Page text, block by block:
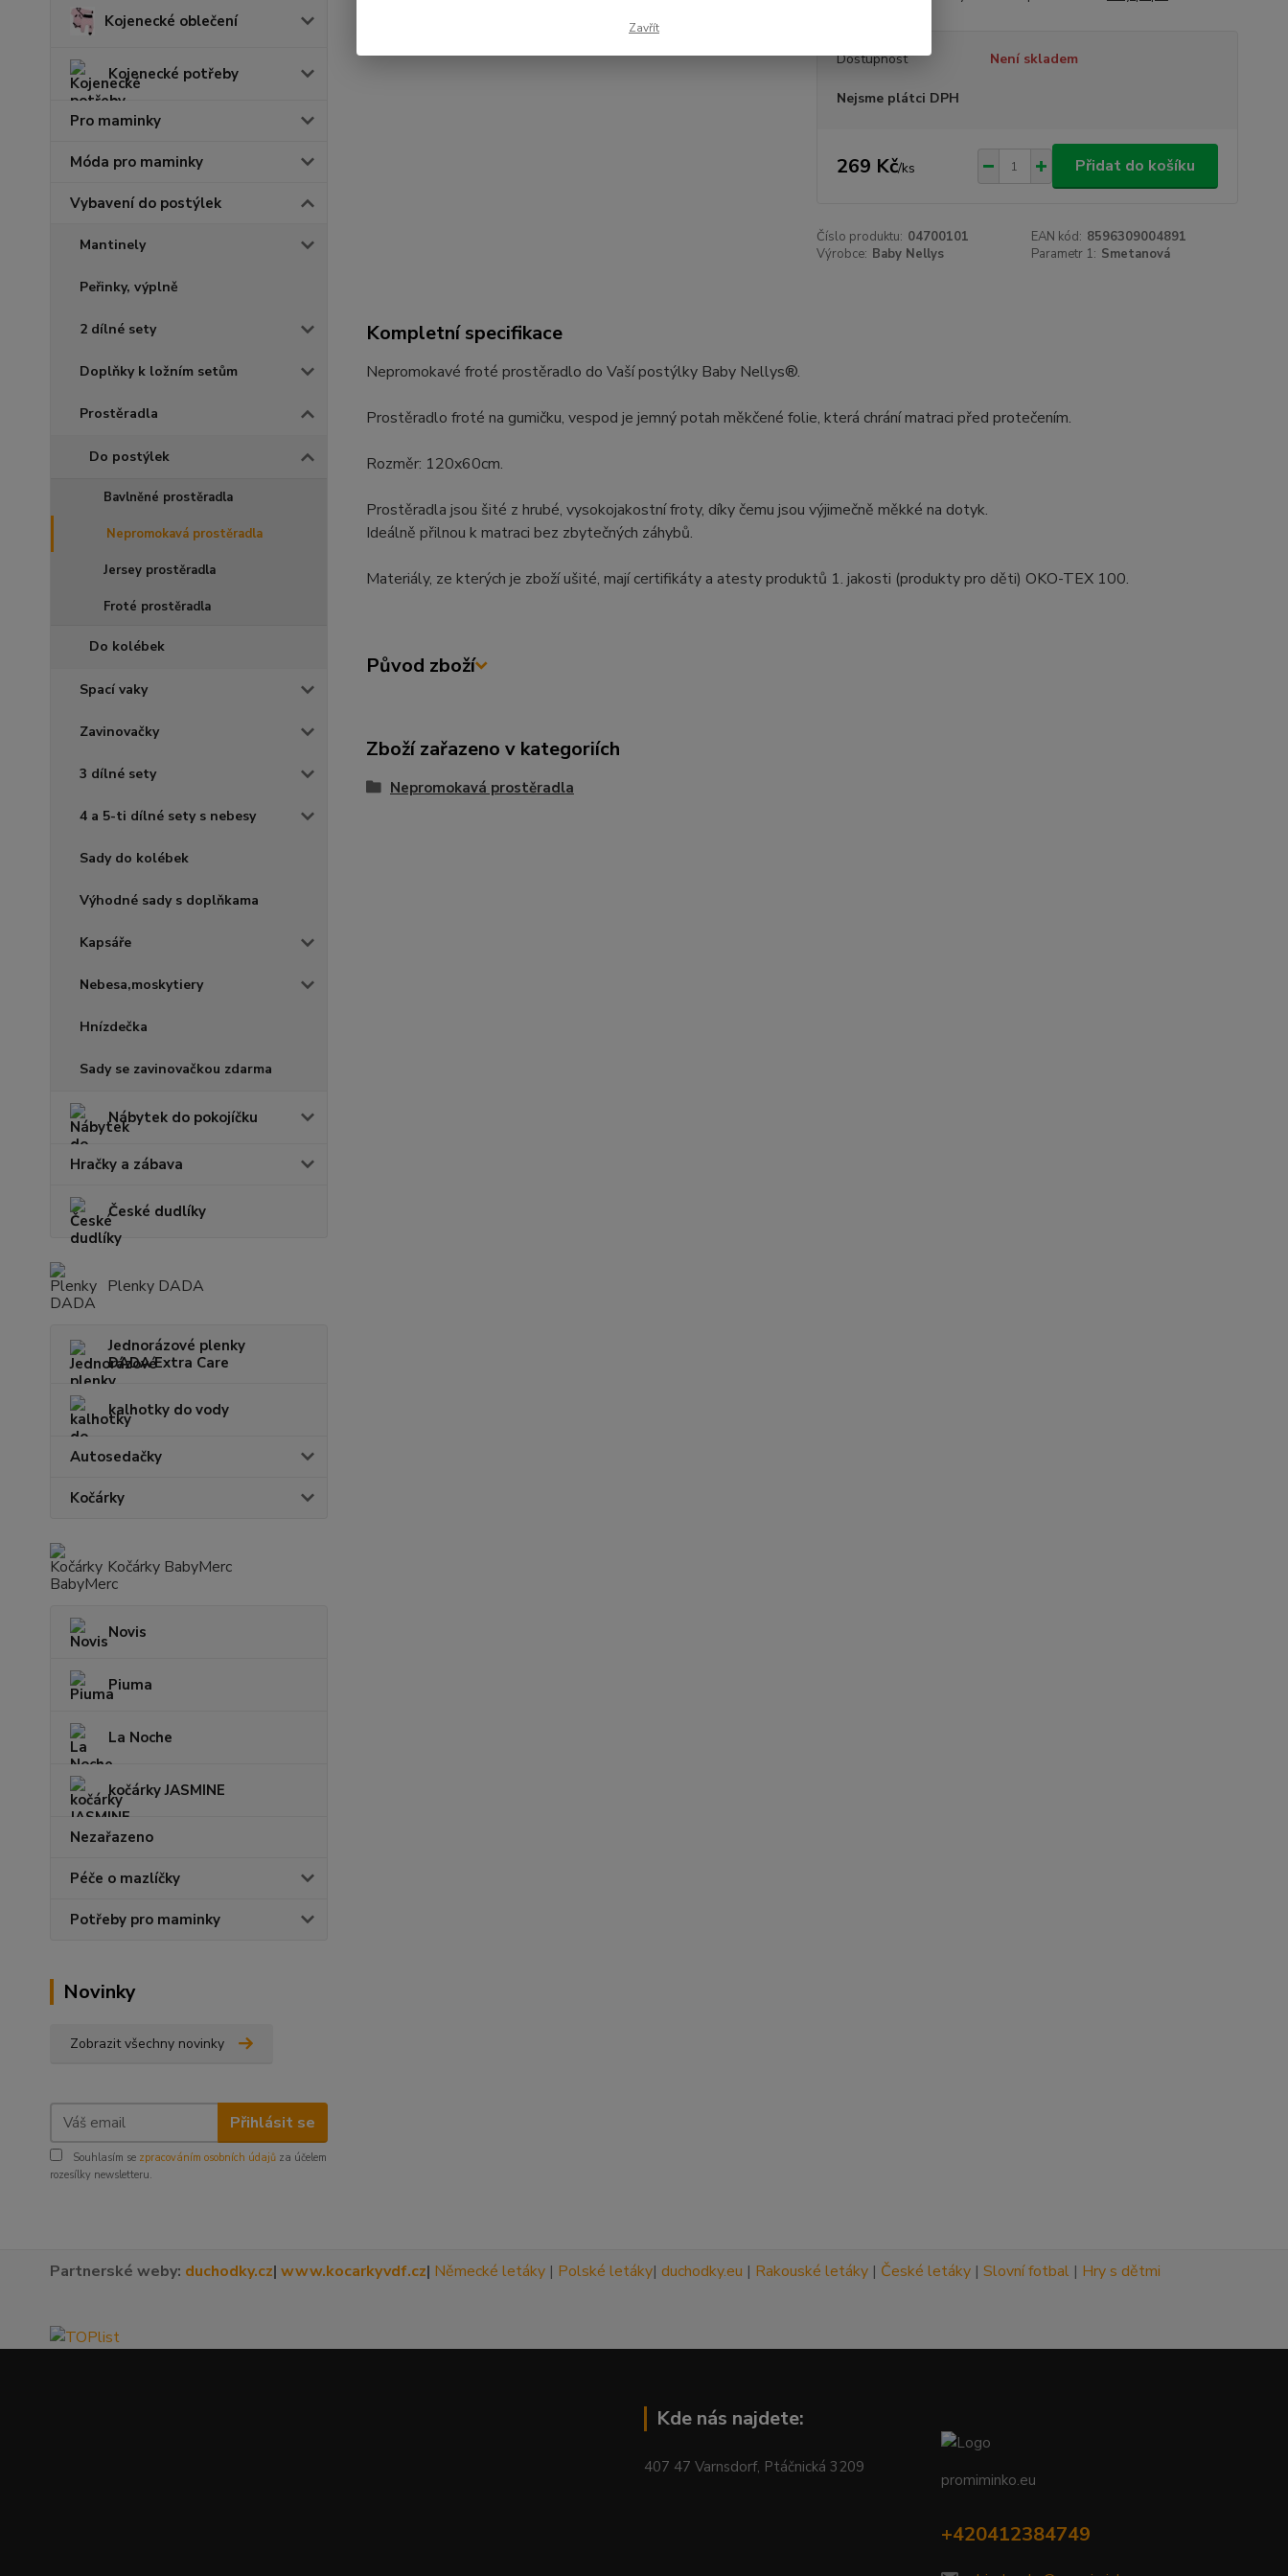
Kojenecké oblečení
Kojenecké potřeby
Pro maminky
Móda pro maminky
Vybavení do postýlek
Mantinely
Peřinky, výplně
2 dílné sety
Doplňky k ložním setům
Prostěradla
Do postýlek
Bavlněné prostěradla
Nepromokavá prostěradla
Jersey prostěradla
Froté prostěradla
Do kolébek
Spací vaky
Zavinovačky
3 dílné sety
4 a 5-ti dílné sety s nebesy
Sady do kolébek
Výhodné sady s doplňkama
Kapsáře
Nebesa,moskytiery
Hnízdečka
Sady se zavinovačkou zdarma
Nábytek do pokojíčku
Hračky a zábava
České dudlíky
Plenky DADA
Jednorázové plenky
DADA Extra Care
kalhotky do vody
Autosedačky
Kočárky
Kočárky BabyMerc
Novis
Piuma
La Noche
kočárky JASMINE
Nezařazeno
Péče o mazlíčky
Potřeby pro maminky
Novinky
Zobrazit všechny novinky
Přihlásit se
Souhlasím se zpracováním osobních údajů za účelem
rozesílky newsletteru.
Dostupnost Není skladem
Nejsme plátci DPH
269 Kč/ks Přidat do košíku
Číslo produktu: 04700101 EAN kód: 8596309004891
Výrobce: Baby Nellys Parametr 1: Smetanová
Kompletní specifikace
Nepromokavé froté prostěradlo do Vaší postýlky Baby Nellys®.
Prostěradlo froté na gumičku, vespod je jemný potah měkčené folie, která chrání matraci před protečením.
Rozměr: 120x60cm.
Prostěradla jsou šité z hrubé, vysokojakostní froty, díky čemu jsou výjimečně měkké na dotyk.
Ideálně přilnou k matraci bez zbytečných záhybů.
Materiály, ze kterých je zboží ušité, mají certifikáty a atesty produktů 1. jakosti (produkty pro děti) OKO-TEX 100.
Původ zboží
Zboží zařazeno v kategoriích
Nepromokavá prostěradla
Partnerské weby: duchodky.cz| www.kocarkyvdf.cz| Německé letáky | Polské letáky| duchodky.eu | Rakouské letáky | České letáky | Slovní fotbal | Hry s dětmi
Kde nás najdete:
407 47 Varnsdorf, Ptáčnická 3209
promiminko.eu
+420412384749
Zavřít